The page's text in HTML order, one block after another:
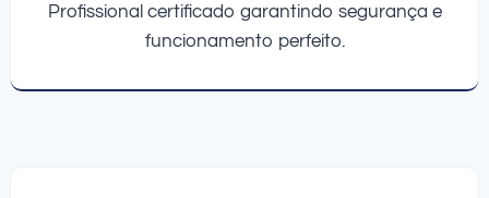
Profissional certificado garantindo segurança e
funcionamento perfeito.